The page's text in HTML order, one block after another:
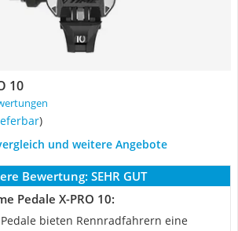
10
)
und weitere Angebote
Bewertung: SEHR GUT
Pedale X-PRO 10:
Pedale bieten Rennradfahrern eine